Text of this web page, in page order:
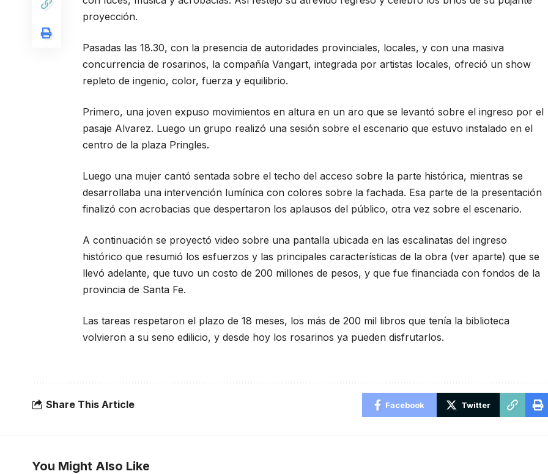
proyección.
Pasadas las 18.30, con la presencia de autoridades provinciales, locales, y con una masiva
concurrencia de rosarinos, la compañía Vangart, integrada por artistas locales, ofreció un show
repleto de ingenio, color, fuerza y equilibrio.
Primero, una joven expuso movimientos en altura en un aro que se levantó sobre el ingreso por el
pasaje Alvarez. Luego un grupo realizó una sesión sobre el escenario que estuvo instalado en el
centro de la plaza Pringles.
Luego una mujer cantó sentada sobre el techo del acceso sobre la parte histórica, mientras se
desarrollaba una intervención lumínica con colores sobre la fachada. Esa parte de la presentación
finalizó con acrobacias que despertaron los aplausos del público, otra vez sobre el escenario.
A continuación se proyectó video sobre una pantalla ubicada en las escalinatas del ingreso
histórico que resumió los esfuerzos y las principales características de la obra (ver aparte) que se
llevó adelante, que tuvo un costo de 200 millones de pesos, y que fue financiada con fondos de la
provincia de Santa Fe.
Las tareas respetaron el plazo de 18 meses, los más de 200 mil libros que tenía la biblioteca
volvieron a su seno edilicio, y desde hoy los rosarinos ya pueden disfrutarlos.
Share This Article Facebook Twitter
You Might Also Like